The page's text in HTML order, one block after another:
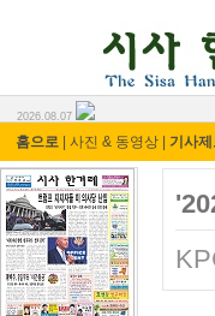
2026.08.07
홈으로 사진 & 동영상 기사